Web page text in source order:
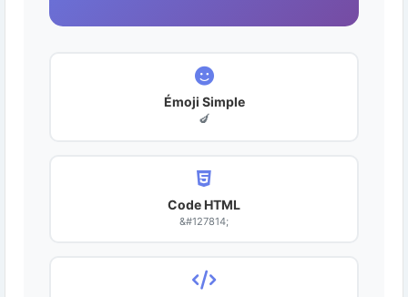
Émoji Simple
🍆
Code HTML
&#127814;